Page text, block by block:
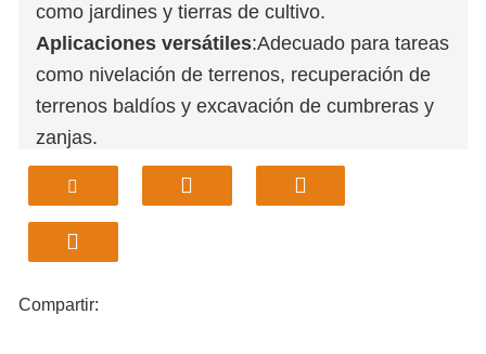
como jardines y tierras de cultivo.
Aplicaciones versátiles:Adecuado para tareas
como nivelación de terrenos, recuperación de
terrenos baldíos y excavación de cumbreras y
zanjas.
Alta eficiencia operativa:Diseñado para un
trabajo rápido y eficiente en entornos agrícolas.
Construcción duradera
marco robusto para un uso duradero en
diversos entornos de construcción.
Compartir: